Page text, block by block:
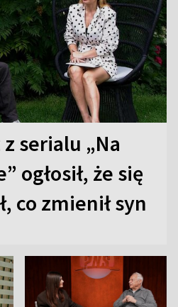
serialu „Na
ogłosił, że się
co zmienił syn